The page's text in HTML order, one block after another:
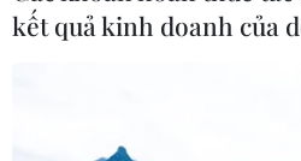
hiệp đồng ứng phó an
kết quả kinh doanh của